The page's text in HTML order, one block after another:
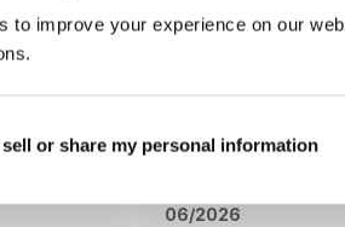
to improve your experience on our
or share my personal information
06/2026